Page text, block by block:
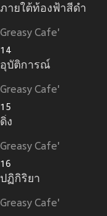
ภายใต้ท้องฟ้าสีดำ
Greasy Cafe'
14
อุบัติการณ์
Greasy Cafe'
15
ดิ่ง
Greasy Cafe'
16
ปฏิกิริยา
Greasy Cafe'